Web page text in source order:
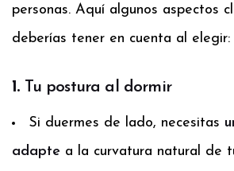
personas. Aquí algunos aspectos
deberías tener en cuenta al elegir:
1. Tu postura al dormir
Si duermes de lado, necesitas
adapte a la curvatura natural de